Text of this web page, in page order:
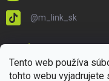
Tento web používa
tohto webu vyjadrujete
@m_link_sk